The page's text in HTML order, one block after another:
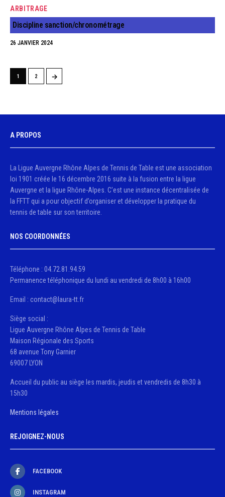
ARBITRAGE
Discipline sanction/chronométrage
26 JANVIER 2024
1 2 →
A PROPOS
La Ligue Auvergne Rhône Alpes de Tennis de Table est une association
loi 1901 créée le 16 décembre 2016 suite à la fusion entre la ligue
Auvergne et la ligue Rhône-Alpes. C’est une instance décentralisée de
la FFTT qui a pour objectif d’organiser et développer la pratique du
tennis de table sur son territoire.
NOS COORDONNÉES
Téléphone : 04.72.81.94.59
Permanence téléphonique du lundi au vendredi de 8h00 à 16h00
Email : contact@laura-tt.fr
Siège social :
Ligue Auvergne Rhône Alpes de Tennis de Table
Maison Régionale des Sports
68 avenue Tony Garnier
69007 LYON
Accueil du public au siège les mardis, jeudis et vendredis de 8h30 à
15h30
Mentions légales
REJOIGNEZ-NOUS
FACEBOOK
INSTAGRAM